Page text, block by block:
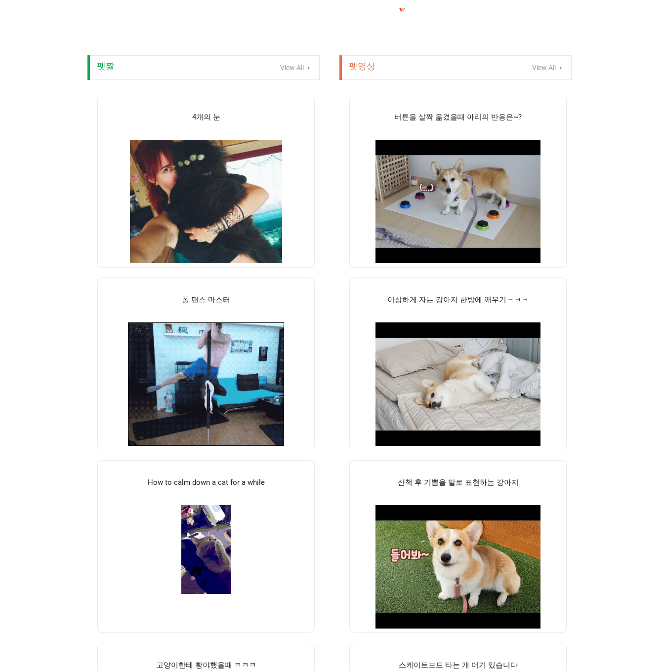
펫짤 View All
4개의 눈
폴 댄스 마스터
How to calm down a cat for a while
고양이한테 빵야했을때 ㅋㅋㅋ
펫영상 View All
버튼을 살짝 옮겼을때 아리의 반응은~?
이상하게 자는 강아지 한방에 깨우기ㅋㅋㅋ
산책 후 기쁨을 말로 표현하는 강아지
스케이트보드 타는 개 어기 있습니다